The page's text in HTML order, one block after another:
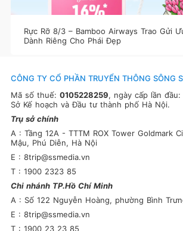
Rực Rỡ 8/3 – Bamboo Airways Trao Gửi
Dành Riêng Cho Phái Đẹp
CÔNG TY CỔ PHẦN TRUYỂN THÔNG SÔNG
Mã số thuế: 0105228259, ngày cấp lần
Sở Kế hoạch và Đầu tư thành phố Hà Nội.
Trụ sở chính
A : Tầng 12A - TTTM ROX Tower Goldmark
Mậu, Phú Diễn, Hà Nội
E : 8trip@ssmedia.vn
T : 1900 2323 85
Chi nhánh TP.Hồ Chí Minh
A : Số 122 Nguyễn Hoàng, phường Bình
E : 8trip@ssmedia.vn
T : 1900 23 23 85